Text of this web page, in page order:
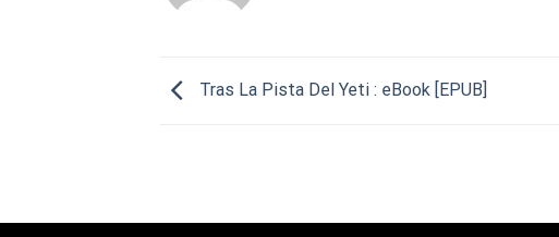
Tras La Pista Del Yeti : eBook [EPUB]